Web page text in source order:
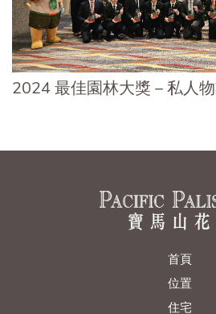
2024 最佳園林大獎 – 私人
首頁
位置
住宅